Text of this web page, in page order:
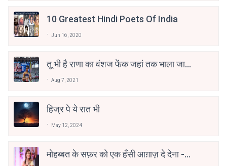
10 Greatest Hindi Poets Of India
Jun 16, 2020
तू भी है राणा का वंशज फेंक जहां तक भाला जाए:
Aug 7, 2021
हिज्र पे ये रात भी
May 12, 2024
मोहब्बत के सफ़र को एक हँसी आग़ाज़ दे देना -